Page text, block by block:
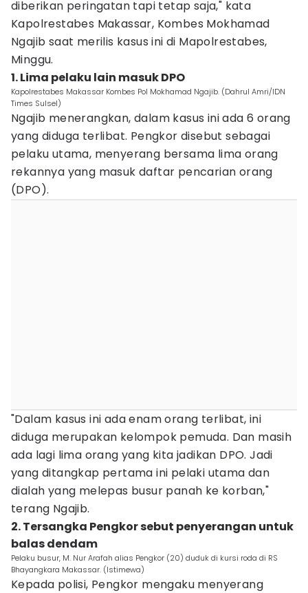
diberikan peringatan tapi tetap saja," kata
Kapolrestabes Makassar, Kombes Mokhamad
Ngajib saat merilis kasus ini di Mapolrestabes,
Minggu.
1. Lima pelaku lain masuk DPO
Kapolrestabes Makassar Kombes Pol Mokhamad Ngajib. (Dahrul Amri/IDN
Times Sulsel)
Ngajib menerangkan, dalam kasus ini ada 6 orang
yang diduga terlibat. Pengkor disebut sebagai
pelaku utama, menyerang bersama lima orang
rekannya yang masuk daftar pencarian orang
(DPO).
"Dalam kasus ini ada enam orang terlibat, ini
diduga merupakan kelompok pemuda. Dan masih
ada lagi lima orang yang kita jadikan DPO. Jadi
yang ditangkap pertama ini pelaki utama dan
dialah yang melepas busur panah ke korban,"
terang Ngajib.
2. Tersangka Pengkor sebut penyerangan untuk
balas dendam
Pelaku busur, M. Nur Arafah alias Pengkor (20) duduk di kursi roda di RS
Bhayangkara Makassar. (Istimewa)
Kepada polisi, Pengkor mengaku menyerang